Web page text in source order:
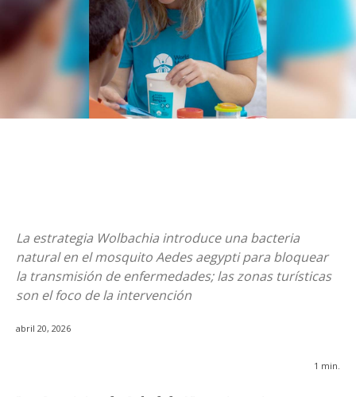
La estrategia Wolbachia introduce una bacteria
natural en el mosquito Aedes aegypti para bloquear
la transmisión de enfermedades; las zonas turísticas
son el foco de la intervención
abril 20, 2026
1 min.